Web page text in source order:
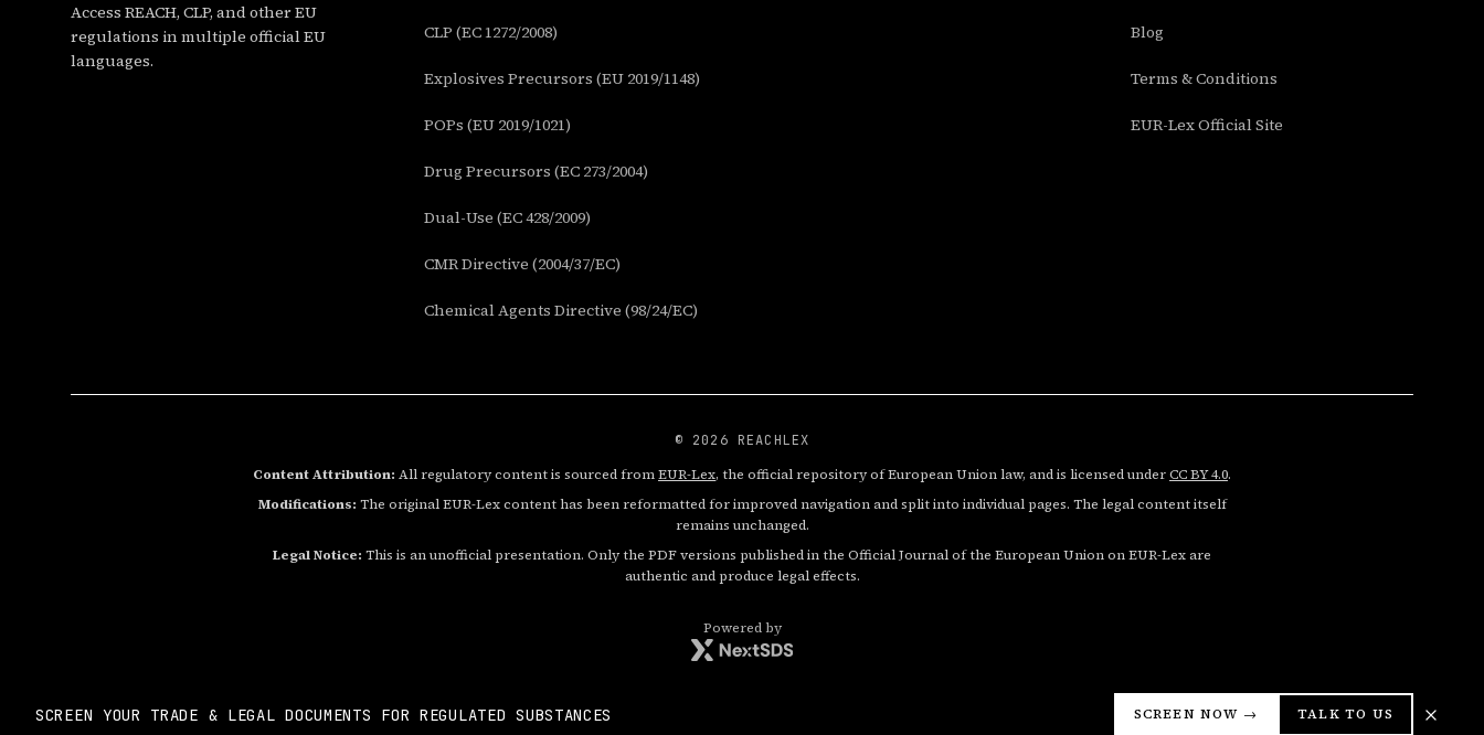
Access REACH, CLP, and other EU
regulations in multiple official EU
languages.
CLP (EC 1272/2008)
Explosives Precursors (EU 2019/1148)
POPs (EU 2019/1021)
Drug Precursors (EC 273/2004)
Dual-Use (EC 428/2009)
CMR Directive (2004/37/EC)
Chemical Agents Directive (98/24/EC)
Blog
Terms & Conditions
EUR-Lex Official Site
© 2026 REACHLEX
Content Attribution: All regulatory content is sourced fromEUR-Lex, the official repository of European Union law, and is licensed underCC BY 4.0.
Modifications: The original EUR-Lex content has been reformatted for improved navigation and split into individual pages. The legal content itself
remains unchanged.
Legal Notice: This is an unofficial presentation. Only the PDF versions published in the Official Journal of the European Union on EUR-Lex are
authentic and produce legal effects.
Powered by
SCREEN YOUR TRADE & LEGAL DOCUMENTS FOR REGULATED SUBSTANCES SCREEN NOW → TALK TO US